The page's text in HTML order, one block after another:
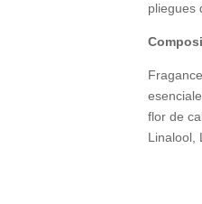
pliegues
flor de
Linalool,